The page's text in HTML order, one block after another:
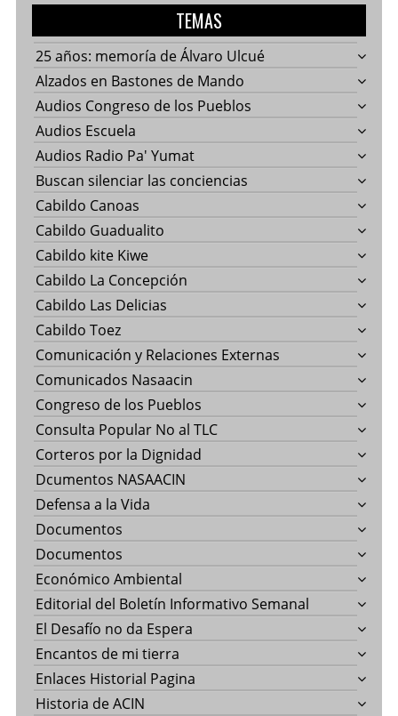
TEMAS
25 años: memoría de Álvaro Ulcué
Alzados en Bastones de Mando
Audios Congreso de los Pueblos
Audios Escuela
Audios Radio Pa' Yumat
Buscan silenciar las conciencias
Cabildo Canoas
Cabildo Guadualito
Cabildo kite Kiwe
Cabildo La Concepción
Cabildo Las Delicias
Cabildo Toez
Comunicación y Relaciones Externas
Comunicados Nasaacin
Congreso de los Pueblos
Consulta Popular No al TLC
Corteros por la Dignidad
Dcumentos NASAACIN
Defensa a la Vida
Documentos
Documentos
Económico Ambiental
Editorial del Boletín Informativo Semanal
El Desafío no da Espera
Encantos de mi tierra
Enlaces Historial Pagina
Historia de ACIN